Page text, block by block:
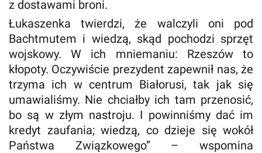
z dostawami broni.
Łukaszenka twierdzi, że walczyli oni pod
Bachtmutem i wiedzą, skąd pochodzi sprzęt
wojskowy. W ich mniemaniu: Rzeszów to
kłopoty. Oczywiście prezydent zapewnił nas, że
trzyma ich w centrum Białorusi, tak jak się
umawialiśmy. Nie chciałby ich tam przenosić,
bo są w złym nastroju. I powinniśmy dać im
kredyt zaufania; wiedzą, co dzieje się wokół
Państwa Związkowego” – wspomina